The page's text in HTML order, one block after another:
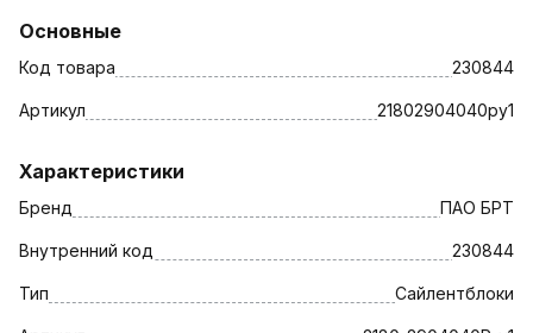
Основные
Код товара 230844
Артикул 21802904040ру1
Характеристики
Бренд ПАО БРТ
Внутренний код 230844
Тип Сайлентблоки